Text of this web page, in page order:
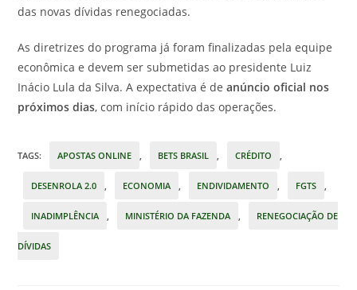
das novas dívidas renegociadas.
As diretrizes do programa já foram finalizadas pela equipe
econômica e devem ser submetidas ao presidente Luiz
Inácio Lula da Silva. A expectativa é de anúncio oficial nos
próximos dias, com início rápido das operações.
TAGS: APOSTAS ONLINE BETS BRASIL CRÉDITO
DESENROLA 2.0 ECONOMIA ENDIVIDAMENTO FGTS
INADIMPLÊNCIA MINISTÉRIO DA FAZENDA RENEGOCIAÇÃO DE
DÍVIDAS